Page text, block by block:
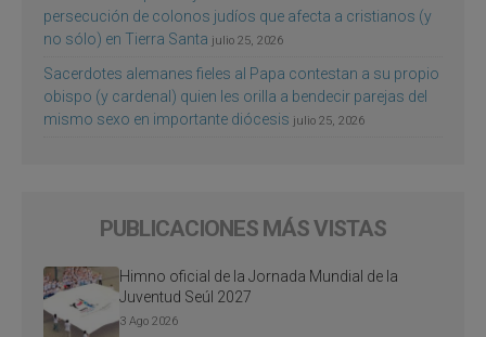
persecución de colonos judíos que afecta a cristianos (y
no sólo) en Tierra Santa julio 25, 2026
Sacerdotes alemanes fieles al Papa contestan a su propio
obispo (y cardenal) quien les orilla a bendecir parejas del
mismo sexo en importante diócesis julio 25, 2026
PUBLICACIONES MÁS VISTAS
Himno oficial de la Jornada Mundial de la
Juventud Seúl 2027
3 Ago 2026